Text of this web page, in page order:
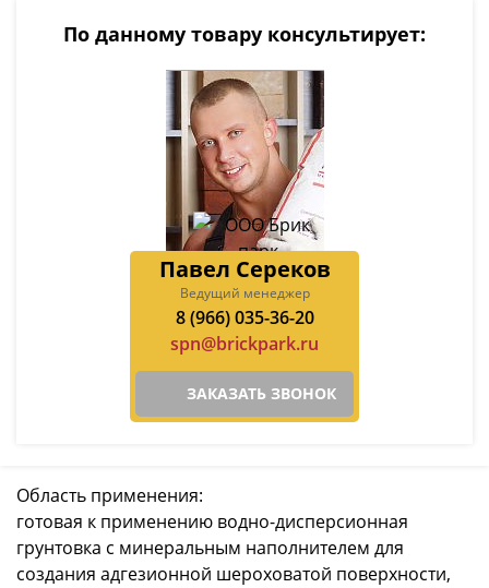
По данному товару консультирует:
Павел Сереков
Ведущий менеджер
8 (966) 035-36-20
spn@brickpark.ru
ЗАКАЗАТЬ ЗВОНОК
Область применения:
готовая к применению водно-дисперсионная
грунтовка с минеральным наполнителем для
создания адгезионной шероховатой поверхности,